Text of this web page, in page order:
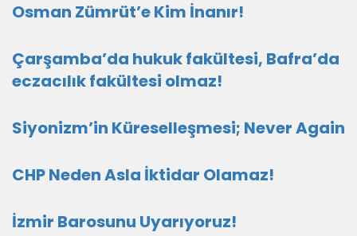
Osman Zümrüt’e Kim İnanır!
Çarşamba’da hukuk fakültesi, Bafra’da
eczacılık fakültesi olmaz!
Siyonizm’in Küreselleşmesi; Never Again
CHP Neden Asla İktidar Olamaz!
İzmir Barosunu Uyarıyoruz!